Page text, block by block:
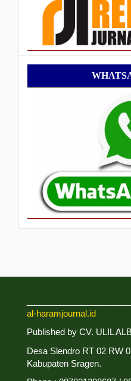
WhatsApp
Grub
al-haramjournal.id
Published by CV. ULIL
Desa Slendro RT 02 RW
Kabupaten Sragen.